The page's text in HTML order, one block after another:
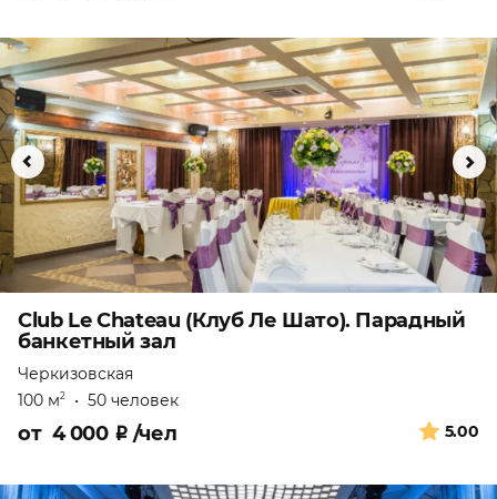
Club Le Chateau (Клуб Ле Шато). Парадный
банкетный зал
Черкизовская
100 м2 • 50 человек
5.00
от 4 000 ₽ /чел